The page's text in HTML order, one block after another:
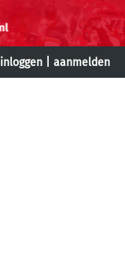
inloggen aanmelden